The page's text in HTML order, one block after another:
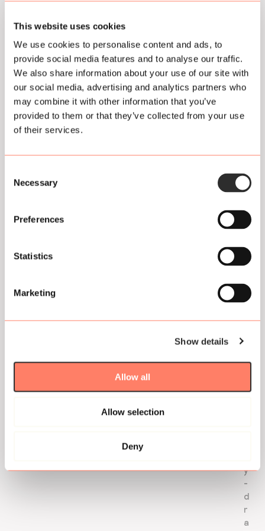
This website uses cookies
We use cookies to personalise content and ads, to
provide social media features and to analyse our traffic.
We also share information about your use of our site with
our social media, advertising and analytics partners who
may combine it with other information that you’ve
provided to them or that they’ve collected from your use
of their services.
Selection
Necessary
Preferences
Statistics
Marketing
Show details
Allow all
Allow selection
Deny
u
x
m
r
r
i
ë
,
0
′
y
-
d
r
a